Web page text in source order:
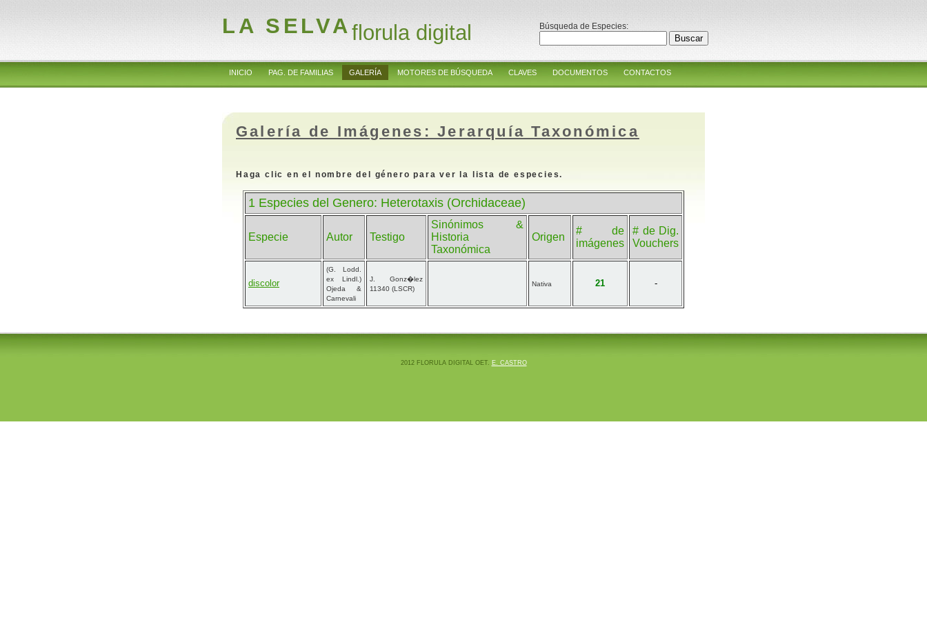
LA SELVAflorula digital Búsqueda de Especies:
INICIO PAG. DE FAMILIAS GALERÍA MOTORES DE BÚSQUEDA CLAVES DOCUMENTOS CONTACTOS
Galería de Imágenes: Jerarquía Taxonómica
Haga clic en el nombre del género para ver la lista de especies.
1 Especies del Genero: Heterotaxis (Orchidaceae)
Especie Autor Testigo
Sinónimos &
Historia
Taxonómica
Origen
# de
imágenes
# de Dig.
Vouchers
discolor
(G. Lodd.
ex Lindl.)
Ojeda &
Carnevali
J. Gonz�lez
11340 (LSCR)
Nativa 21 -
2012 FLORULA DIGITAL OET. E. CASTRO